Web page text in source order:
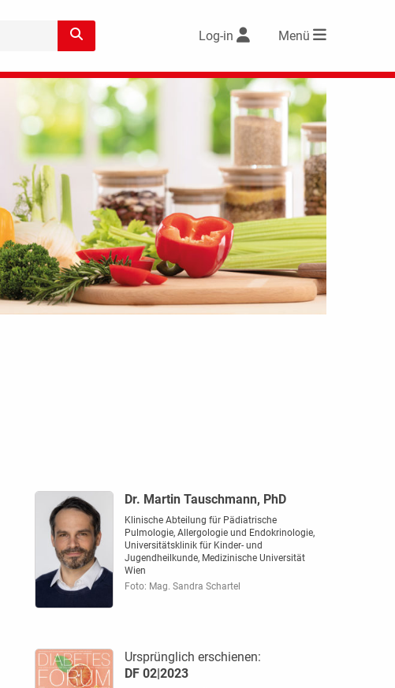
Log-in Menü
Dr. Martin Tauschmann, PhD
Klinische Abteilung für Pädiatrische
Pulmologie, Allergologie und Endokrinologie,
Universitäts­klinik für Kinder- und
Jugendheilkunde, Medizinische Universität
Wien
Foto: Mag. Sandra Schartel
Ursprünglich erschienen:
DF 02|2023